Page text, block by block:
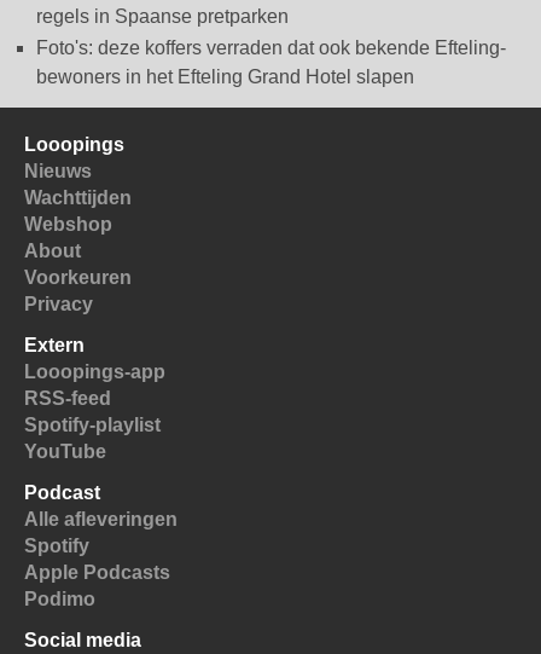
regels in Spaanse pretparken
Foto's: deze koffers verraden dat ook bekende Efteling-
bewoners in het Efteling Grand Hotel slapen
Looopings
Nieuws
Wachttijden
Webshop
About
Voorkeuren
Privacy
Extern
Looopings-app
RSS-feed
Spotify-playlist
YouTube
Podcast
Alle afleveringen
Spotify
Apple Podcasts
Podimo
Social media